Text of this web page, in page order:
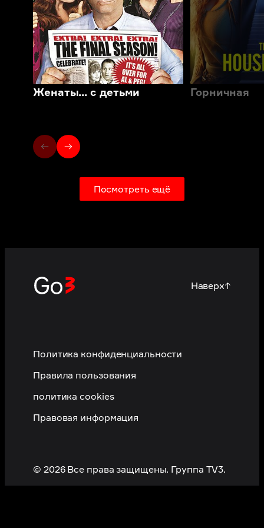
Женаты… с детьми Горничная
Посмотреть ещё
Наверх↑
© 2026 Все права защищены. Группа TV3.
Политика конфиденциальности
Правила пользования
политика cookies
Правовая информация